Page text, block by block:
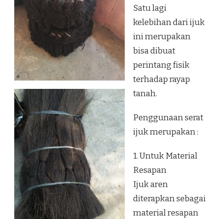
Satu lagi
kelebihan dari ijuk
ini merupakan
bisa dibuat
perintang fisik
terhadap rayap
tanah.
Penggunaan serat
ijuk merupakan :
1. Untuk Material
Resapan
Ijuk aren
diterapkan sebagai
material resapan